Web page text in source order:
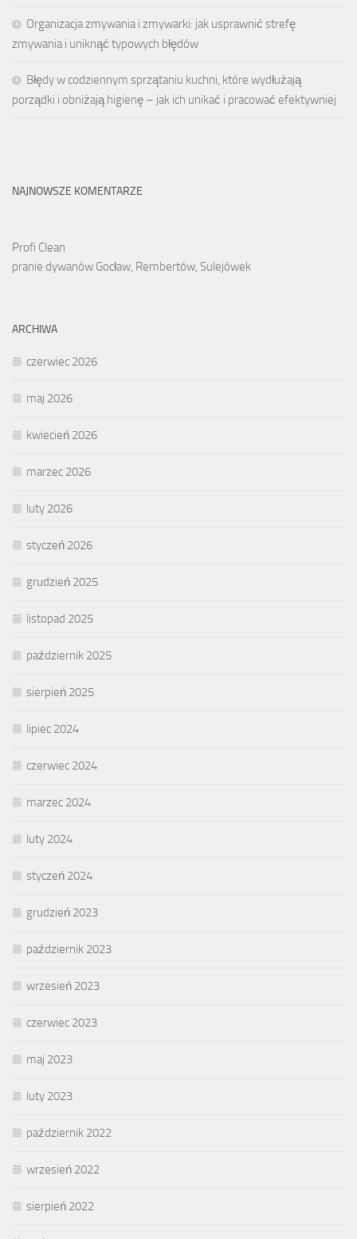
Organizacja zmywania i zmywarki: jak usprawnić strefę
zmywania i uniknąć typowych błędów
Błędy w codziennym sprzątaniu kuchni, które wydłużają
porządki i obniżają higienę – jak ich unikać i pracować efektywniej
NAJNOWSZE KOMENTARZE
Profi Clean
pranie dywanów Gocław, Rembertów, Sulejówek
ARCHIWA
czerwiec 2026
maj 2026
kwiecień 2026
marzec 2026
luty 2026
styczeń 2026
grudzień 2025
listopad 2025
październik 2025
sierpień 2025
lipiec 2024
czerwiec 2024
marzec 2024
luty 2024
styczeń 2024
grudzień 2023
październik 2023
wrzesień 2023
czerwiec 2023
maj 2023
luty 2023
październik 2022
wrzesień 2022
sierpień 2022